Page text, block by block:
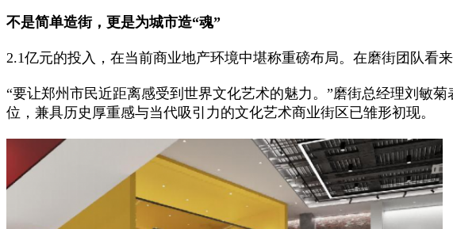
不是简单造街，更是为城市造“魂”
2.1亿元的投入，在当前商业地产环境中堪称重磅布局。在磨街团队看
“要让郑州市民近距离感受到世界文化艺术的魅力。”磨街总经理刘敏
位，兼具历史厚重感与当代吸引力的文化艺术商业街区已雏形初现。